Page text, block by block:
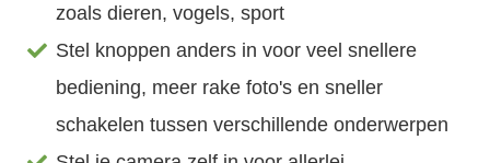
zoals dieren, vogels, sport
Stel knoppen anders in voor veel snellere
bediening, meer rake foto's en sneller
schakelen tussen verschillende onderwerpen